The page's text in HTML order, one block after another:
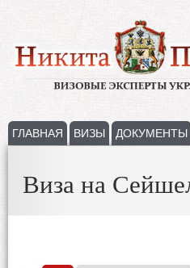
ГЛАВНАЯ ВИЗЫ ДОКУМЕНТЫ
Виза на